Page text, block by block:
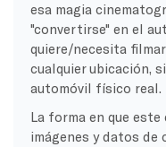
esa magia
"convertirse" en el
quiere/necesita
cualquier ubicación,
automóvil físico real.
La forma en que este
imágenes y datos de